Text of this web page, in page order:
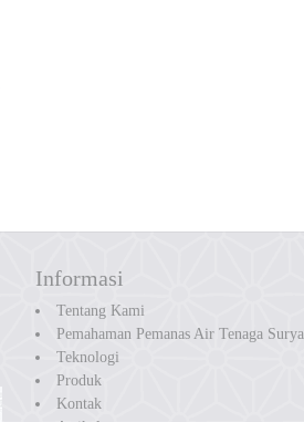
Informasi
Tentang Kami
Pemahaman Pemanas Air Tenaga Surya
Teknologi
Produk
Kontak